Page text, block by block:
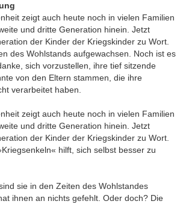
zeigt auch heute noch in vielen Familien
und dritte Generation hinein. Jetzt
der Kinder der Kriegskinder zu Wort.
des Wohlstands aufgewachsen. Noch ist es
sich vorzustellen, ihre tief sitzende
von den Eltern stammen, die ihre
verarbeitet haben.
zeigt auch heute noch in vielen Familien
und dritte Generation hinein. Jetzt
der Kinder der Kriegskinder zu Wort.
hilft, sich selbst besser zu
sie in den Zeiten des Wohlstandes
ihnen an nichts gefehlt. Oder doch? Die